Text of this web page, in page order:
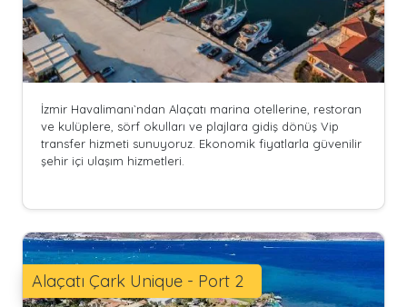
İzmir Havalimanı`ndan Alaçatı marina otellerine, restoran
ve kulüplere, sörf okulları ve plajlara gidiş dönüş Vip
transfer hizmeti sunuyoruz. Ekonomik fiyatlarla güvenilir
şehir içi ulaşım hizmetleri.
Alaçatı Çark Unique - Port 2